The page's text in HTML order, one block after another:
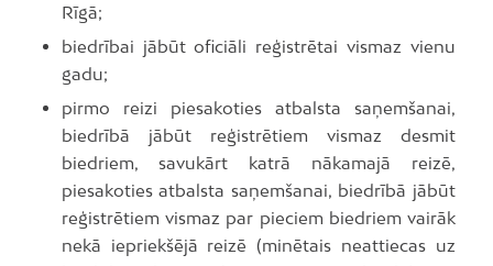
Rīgā;
biedrībai jābūt oficiāli reģistrētai vismaz vienu
gadu;
pirmo reizi piesakoties atbalsta saņemšanai,
biedrībā jābūt reģistrētiem vismaz desmit
biedriem, savukārt katrā nākamajā reizē,
piesakoties atbalsta saņemšanai, biedrībā jābūt
reģistrētiem vismaz par pieciem biedriem vairāk
nekā iepriekšējā reizē (minētais neattiecas uz